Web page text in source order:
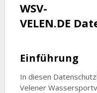
WSV-
VELEN.DE
Einführung
In diesen
Velener